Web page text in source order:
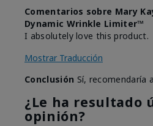
Comentarios sobre Mary
Dynamic Wrinkle Limiter™
I absolutely love this product.
Mostrar Traducción
Conclusión Sí, recomendaría
¿Le ha resultado
opinión?